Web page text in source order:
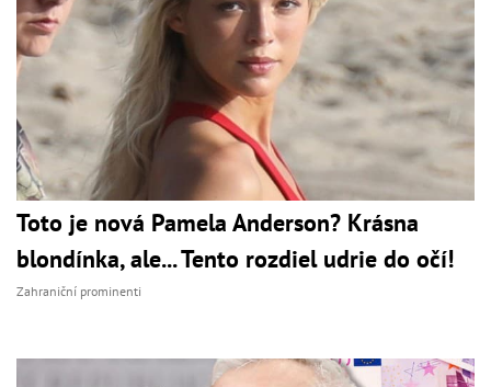
Toto je nová Pamela Anderson? Krásna
blondínka, ale... Tento rozdiel udrie do očí!
Zahraniční prominenti